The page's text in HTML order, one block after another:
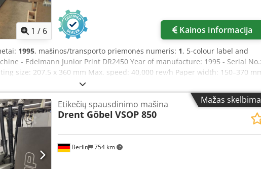
1 / 6 Kainos informacija
1995, mašinos/transporto priemonės numeris: 1, 5-colour label and
- Edelmann Junior Print DR2450 Year of manufacture: 1995 - Serial
size: 207.5 x 360 mm Max. speed: 40,000 rev/h Paper width: 150–370
diameter: 70 mm Paper weight: 30–160 g/m² Cutting length: 423.3 or 211.6
to sheet operation Online video inspection via Skype available We
in stock Available immediately – inspection possible In stock at
run possible
Mažas
Berlin 754 km
Etikečių spausdinimo mašina
Drent Göbel VSOP 850